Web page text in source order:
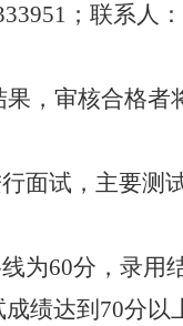
；联系人
，审核合格者
面试，主要测
为60分，录用
绩达到70分以